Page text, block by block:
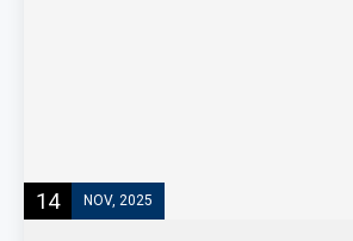
14 NOV, 2025